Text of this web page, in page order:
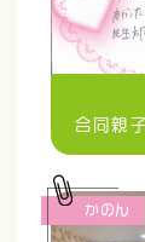
合同親
かのん